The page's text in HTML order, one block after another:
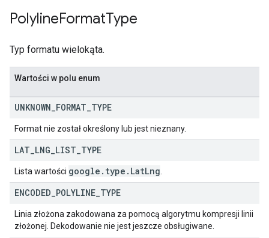
PolylineFormatType
Typ formatu wielokąta.
Wartości w polu enum
UNKNOWN FORMAT TYPE
Format nie został określony lub jest nieznany.
LAT LNG LIST TYPE
Lista wartości google . type . LatLng
ENCODED POLYLINE TYPE
Linia złożona zakodowana za pomocą algorytmu kompresji linii
złożonej. Dekodowanie nie jest jeszcze obsługiwane.